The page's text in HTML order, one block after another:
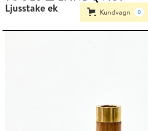
Ljusstake ek Kundvagn 0